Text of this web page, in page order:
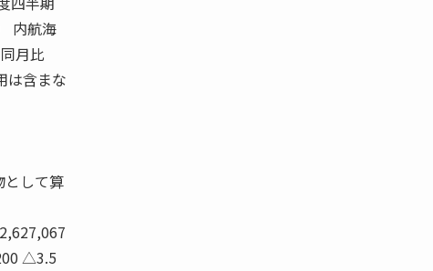
内航海
月比
は含まな
として算
△3.5